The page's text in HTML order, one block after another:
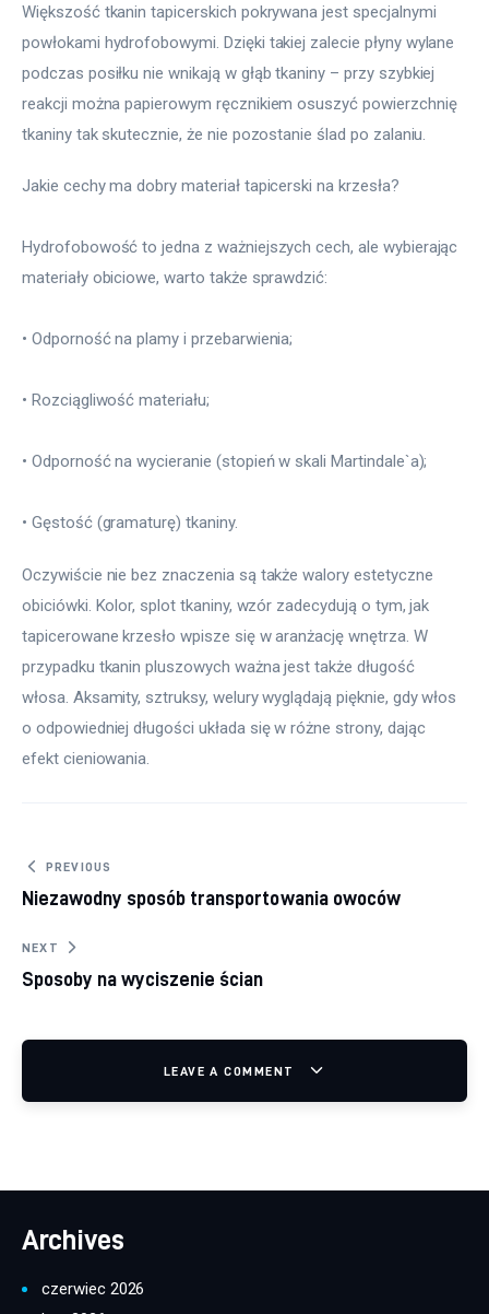
Większość tkanin tapicerskich pokrywana jest specjalnymi
powłokami hydrofobowymi. Dzięki takiej zalecie płyny wylane
podczas posiłku nie wnikają w głąb tkaniny – przy szybkiej
reakcji można papierowym ręcznikiem osuszyć powierzchnię
tkaniny tak skutecznie, że nie pozostanie ślad po zalaniu.
Jakie cechy ma dobry materiał tapicerski na krzesła?
Hydrofobowość to jedna z ważniejszych cech, ale wybierając
materiały obiciowe, warto także sprawdzić:
• Odporność na plamy i przebarwienia;
• Rozciągliwość materiału;
• Odporność na wycieranie (stopień w skali Martindale`a);
• Gęstość (gramaturę) tkaniny.
Oczywiście nie bez znaczenia są także walory estetyczne
obiciówki. Kolor, splot tkaniny, wzór zadecydują o tym, jak
tapicerowane krzesło wpisze się w aranżację wnętrza. W
przypadku tkanin pluszowych ważna jest także długość
włosa. Aksamity, sztruksy, welury wyglądają pięknie, gdy włos
o odpowiedniej długości układa się w różne strony, dając
efekt cieniowania.
Nawigacja wpisu
PREVIOUS
Niezawodny sposób transportowania owoców
NEXT
Sposoby na wyciszenie ścian
LEAVE A COMMENT
Archives
czerwiec 2026